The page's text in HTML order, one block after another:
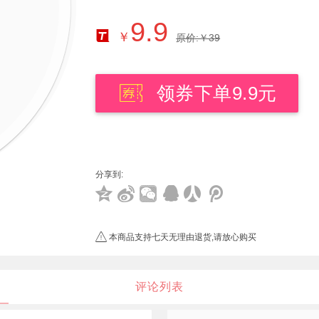
￥ 9.9 原价:￥39
领券下单9.9元
分享到:
本商品支持七天无理由退货,请放心购买
评论列表